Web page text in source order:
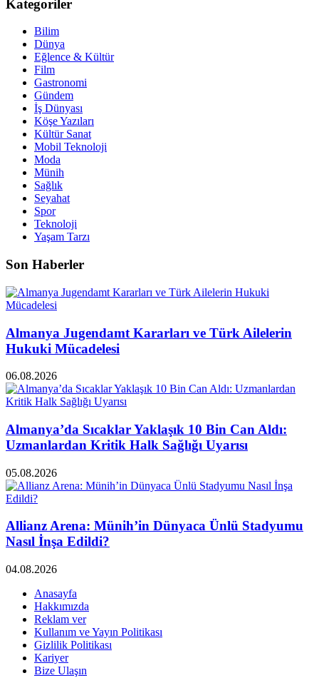
Kategoriler
Bilim
Dünya
Eğlence & Kültür
Film
Gastronomi
Gündem
İş Dünyası
Köşe Yazıları
Kültür Sanat
Mobil Teknoloji
Moda
Münih
Sağlık
Seyahat
Spor
Teknoloji
Yaşam Tarzı
Son Haberler
Almanya Jugendamt Kararları ve Türk Ailelerin
Hukuki Mücadelesi
06.08.2026
Almanya’da Sıcaklar Yaklaşık 10 Bin Can Aldı:
Uzmanlardan Kritik Halk Sağlığı Uyarısı
05.08.2026
Allianz Arena: Münih’in Dünyaca Ünlü Stadyumu
Nasıl İnşa Edildi?
04.08.2026
Anasayfa
Hakkımızda
Reklam ver
Kullanım ve Yayın Politikası
Gizlilik Politikası
Kariyer
Bize Ulaşın